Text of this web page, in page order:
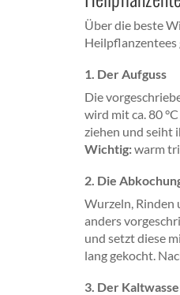
Über die beste
1. Der Aufguss
Die
wird mit ca. 80
ziehen und seiht
Wichtig:warm
2. Die
Wurzeln, Rinden
anders
und setzt diese
lang gekocht.
3. Der